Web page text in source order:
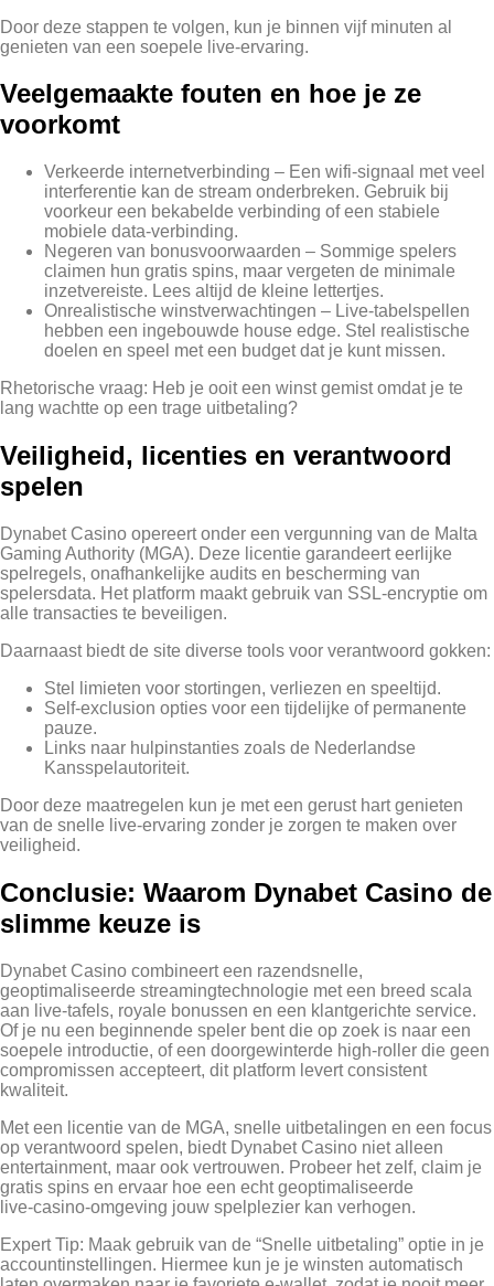
Door deze stappen te volgen, kun je binnen vijf minuten al
genieten van een soepele live‑ervaring.
Veelgemaakte fouten en hoe je ze
voorkomt
Verkeerde internetverbinding – Een wifi‑signaal met veel
interferentie kan de stream onderbreken. Gebruik bij
voorkeur een bekabelde verbinding of een stabiele
mobiele data‑verbinding.
Negeren van bonusvoorwaarden – Sommige spelers
claimen hun gratis spins, maar vergeten de minimale
inzetvereiste. Lees altijd de kleine lettertjes.
Onrealistische winstverwachtingen – Live‑tabelspellen
hebben een ingebouwde house edge. Stel realistische
doelen en speel met een budget dat je kunt missen.
Rhetorische vraag: Heb je ooit een winst gemist omdat je te
lang wachtte op een trage uitbetaling?
Veiligheid, licenties en verantwoord
spelen
Dynabet Casino opereert onder een vergunning van de Malta
Gaming Authority (MGA). Deze licentie garandeert eerlijke
spelregels, onafhankelijke audits en bescherming van
spelersdata. Het platform maakt gebruik van SSL‑encryptie om
alle transacties te beveiligen.
Daarnaast biedt de site diverse tools voor verantwoord gokken:
Stel limieten voor stortingen, verliezen en speeltijd.
Self‑exclusion opties voor een tijdelijke of permanente
pauze.
Links naar hulpinstanties zoals de Nederlandse
Kansspelautoriteit.
Door deze maatregelen kun je met een gerust hart genieten
van de snelle live‑ervaring zonder je zorgen te maken over
veiligheid.
Conclusie: Waarom Dynabet Casino de
slimme keuze is
Dynabet Casino combineert een razendsnelle,
geoptimaliseerde streamingtechnologie met een breed scala
aan live‑tafels, royale bonussen en een klantgerichte service.
Of je nu een beginnende speler bent die op zoek is naar een
soepele introductie, of een doorgewinterde high‑roller die geen
compromissen accepteert, dit platform levert consistent
kwaliteit.
Met een licentie van de MGA, snelle uitbetalingen en een focus
op verantwoord spelen, biedt Dynabet Casino niet alleen
entertainment, maar ook vertrouwen. Probeer het zelf, claim je
gratis spins en ervaar hoe een echt geoptimaliseerde
live‑casino‑omgeving jouw spelplezier kan verhogen.
Expert Tip: Maak gebruik van de “Snelle uitbetaling” optie in je
accountinstellingen. Hiermee kun je je winsten automatisch